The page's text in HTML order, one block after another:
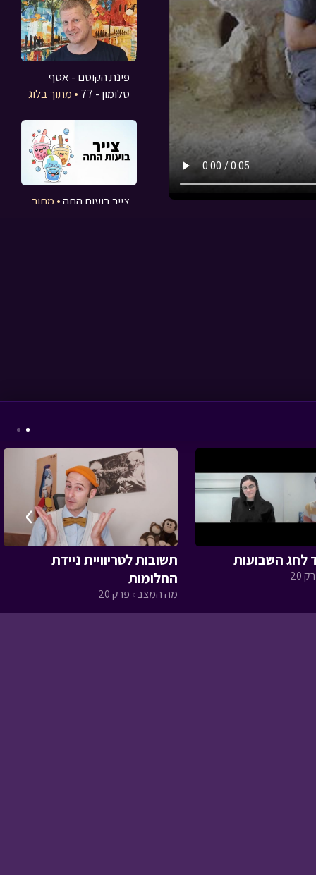
פינת הקוסם - אסף
סלומון - 77
• מתוך בלוג
צייר בועות התה• מתוך
בול בפוני - חבר חדש •
מתוך בול בפוני
בול בפוני - פרק סיכום
העונה
לחג השבועות
20
תשובות לטריוויית ניידת
החלומות
מה המצב › פרק 20
›